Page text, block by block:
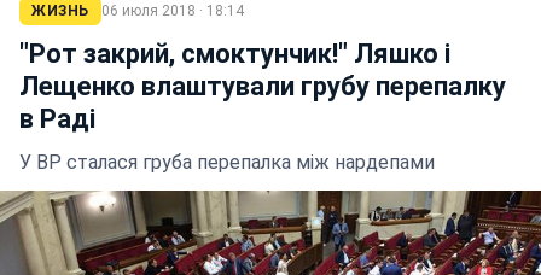
ЖИЗНЬ 06 июля 2018 · 18:14
"Рот закрий, смоктунчик!" Ляшко і
Лещенко влаштували грубу перепалку
в Раді
У ВР сталася груба перепалка між нардепами